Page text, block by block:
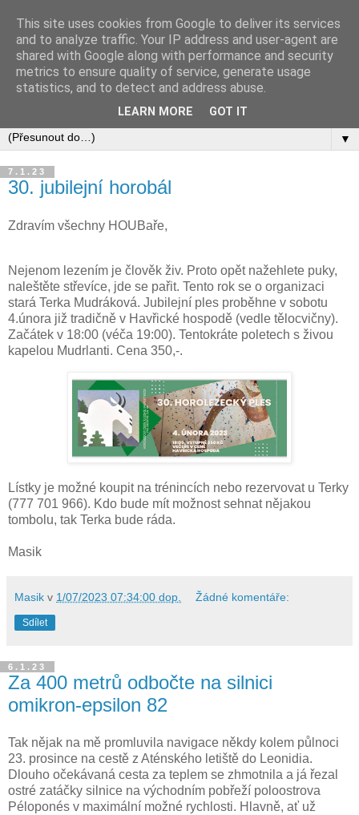
▼
7.1.23
30. jubilejní horobál
Zdravím všechny HOUBaře,
Nejenom lezením je člověk živ. Proto opět nažehlete puky,
naleštěte střevíce, jde se pařit. Tento rok se o organizaci
stará Terka Mudráková. Jubilejní ples proběhne v sobotu
4.února již tradičně v Havřické hospodě (vedle tělocvičny).
Začátek v 18:00 (véča 19:00). Tentokráte poletech s živou
kapelou Mudrlanti. Cena 350,-.
Lístky je možné koupit na trénincích nebo rezervovat u Terky
(777 701 966). Kdo bude mít možnost sehnat nějakou
tombolu, tak Terka bude ráda.
Masik
Masik v 1/07/2023 07:34:00 dop. Žádné komentáře:
Sdílet
6.1.23
Za 400 metrů odbočte na silnici
omikron-epsilon 82
Tak nějak na mě promluvila navigace někdy kolem půlnoci
23. prosince na cestě z Aténského letiště do Leonidia.
Dlouho očekávaná cesta za teplem se zhmotnila a já řezal
ostré zatáčky silnice na východním pobřeží poloostrova
Péloponés v maximální možné rychlosti. Hlavně, ať už
This site uses cookies from Google to deliver its services
and to analyze traffic. Your IP address and user-agent are
shared with Google along with performance and security
metrics to ensure quality of service, generate usage
statistics, and to detect and address abuse.
LEARN MORE GOT IT